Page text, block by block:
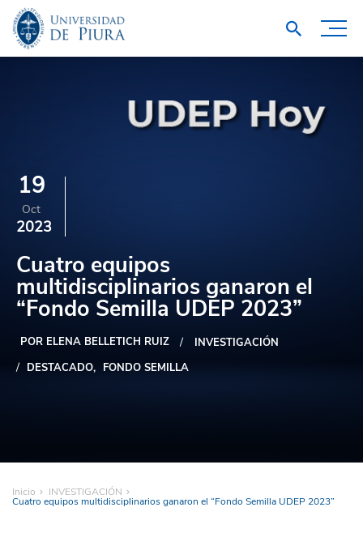
19
Oct
2023
Cuatro equipos
multidisciplinarios ganaron el
“Fondo Semilla UDEP 2023”
POR ELENA BELLETICH RUIZ
INVESTIGACIÓN
DESTACADO
FONDO SEMILLA
Inicio INVESTIGACIÓN
Cuatro equipos multidisciplinarios ganaron el “Fondo Semilla UDEP 2023”